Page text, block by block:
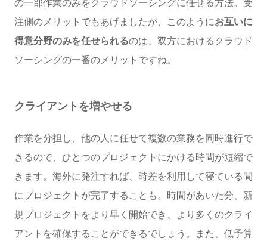
注側のメリットでもあげましたが、このようにお互いに
得意分野のみを任せられるのは、双方におけるクラウド
ソーシングの一番のメリットですね。
クライアントを増やせる
作業を分担し、他の人に任せて複数の業務を同時進行で
きるので、ひとつのプロジェクトにかける時間が短縮で
きます。海外に発注すれば、時差を利用して寝ている間
にプロジェクトが完了することも。時間があいた分、新
規プロジェクトをより早く開始でき、より多くのクライ
アントを確保することができるでしょう。また、低予算